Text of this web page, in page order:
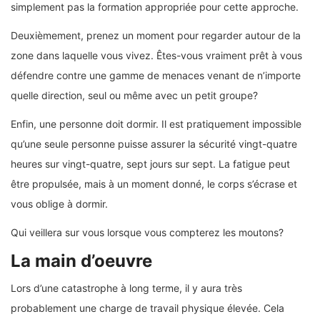
simplement pas la formation appropriée pour cette approche.
Deuxièmement, prenez un moment pour regarder autour de la
zone dans laquelle vous vivez. Êtes-vous vraiment prêt à vous
défendre contre une gamme de menaces venant de n’importe
quelle direction, seul ou même avec un petit groupe?
Enfin, une personne doit dormir. Il est pratiquement impossible
qu’une seule personne puisse assurer la sécurité vingt-quatre
heures sur vingt-quatre, sept jours sur sept. La fatigue peut
être propulsée, mais à un moment donné, le corps s’écrase et
vous oblige à dormir.
Qui veillera sur vous lorsque vous compterez les moutons?
La main d’oeuvre
Lors d’une catastrophe à long terme, il y aura très
probablement une charge de travail physique élevée. Cela